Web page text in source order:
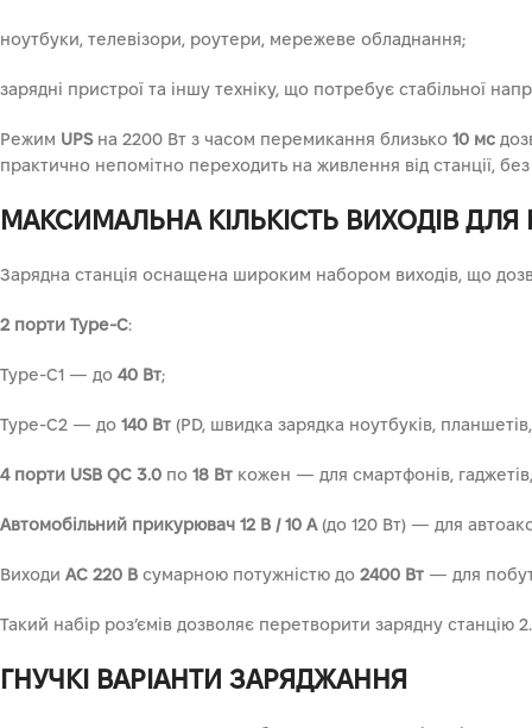
ноутбуки, телевізори, роутери, мережеве обладнання;
зарядні пристрої та іншу техніку, що потребує стабільної
Режим UPSна 2200 Вт з часом перемикання близько 10 мс
практично непомітно переходить на живлення від станції,
МАКСИМАЛЬНА КІЛЬКІСТЬ ВИХОДІВ ДЛЯ
Зарядна станція оснащена широким набором виходів, що
2 порти Type-C:
Type-C1 — до 40 Вт;
Type-C2 — до 140 Вт (PD, швидка зарядка ноутбуків,
4 порти USB QC 3.0 по 18 Вт кожен — для смартфонів,
Автомобільний прикурювач 12 В / 10 А(до 120 Вт) — для
Виходи AC 220 В сумарною потужністю до 2400 Вт — для
Такий набір роз’ємів дозволяє перетворити зарядну станцію
ГНУЧКІ ВАРІАНТИ ЗАРЯДЖАННЯ